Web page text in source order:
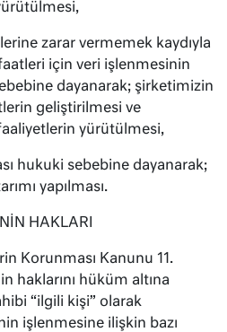
zarar vermemek kaydıyla
için veri işlenmesinin
dayanarak; şirketimizin
geliştirilmesi ve
yürütülmesi,
hukuki sebebine dayanarak;
yapılması.
HAKLARI
Korunması Kanunu 11.
haklarını hüküm altına
“ilgili kişi” olarak
işlenmesine ilişkin bazı